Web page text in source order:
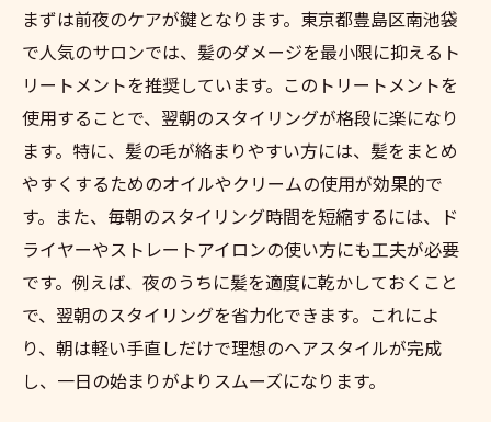
まずは前夜のケアが鍵となります。東京都豊島区南池袋
で人気のサロンでは、髪のダメージを最小限に抑えるト
リートメントを推奨しています。このトリートメントを
使用することで、翌朝のスタイリングが格段に楽になり
ます。特に、髪の毛が絡まりやすい方には、髪をまとめ
やすくするためのオイルやクリームの使用が効果的で
す。また、毎朝のスタイリング時間を短縮するには、ド
ライヤーやストレートアイロンの使い方にも工夫が必要
です。例えば、夜のうちに髪を適度に乾かしておくこと
で、翌朝のスタイリングを省力化できます。これによ
り、朝は軽い手直しだけで理想のヘアスタイルが完成
し、一日の始まりがよりスムーズになります。